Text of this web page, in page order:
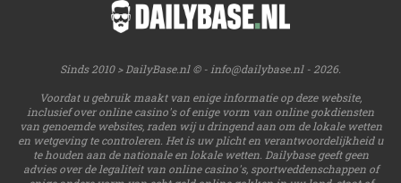
Sinds 2010 > DailyBase.nl © -info@dailybase.nl- 2026.
Voordat u gebruik maakt van enige informatie op deze website,
inclusief over online casino's of enige vorm van online gokdiensten
van genoemde websites, raden wij u dringend aan om de lokale wetten
en wetgeving te controleren. Het is uw plicht en verantwoordelijkheid u
te houden aan de nationale en lokale wetten. Dailybase geeft geen
advies over de legaliteit van online casino's, sportweddenschappen of